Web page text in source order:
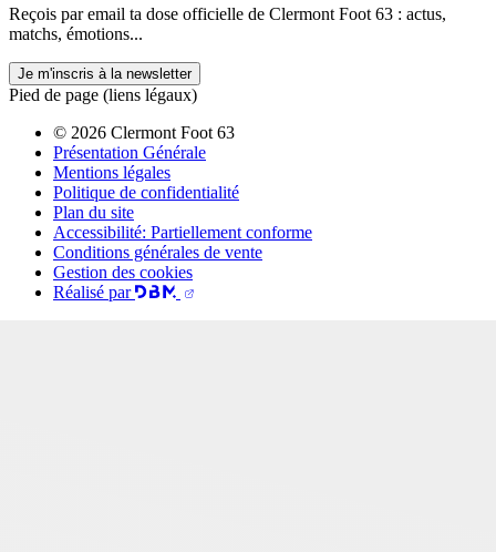
Reçois par email ta dose officielle de Clermont Foot 63 : actus,
matchs, émotions...
Je m'inscris à la newsletter
Pied de page (liens légaux)
© 2026 Clermont Foot 63
Présentation Générale
Mentions légales
Politique de confidentialité
Plan du site
Accessibilité: Partiellement conforme
Conditions générales de vente
Gestion des cookies
Réalisé par